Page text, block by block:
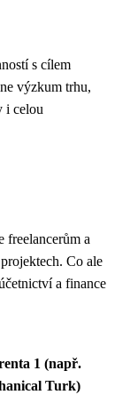
s cílem
výzkum trhu,
i celou
freelancerům a
Co ale
a finance
1 (např.
Turk)